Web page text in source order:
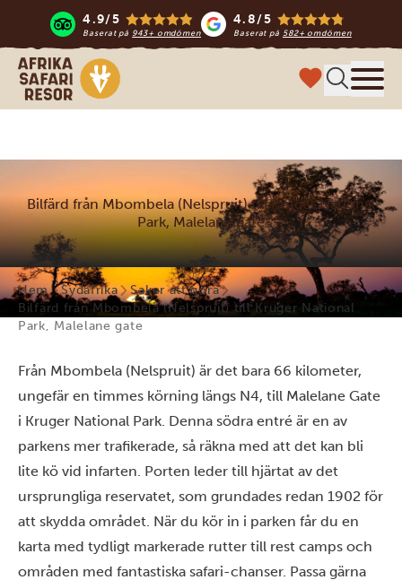
4.9/5
Baserat på 943+ omdömen
4.8/5
Baserat på 582+ omdömen
Safari-resor i Afrika
Bilfärd från Mbombela (Nelspruit) till Kruger National
Park, Malelane gate
Hem Sydafrika
Saker att göra
Bilfärd från Mbombela (Nelspruit) till Kruger National
Park, Malelane gate
Från Mbombela (Nelspruit) är det bara 66 kilometer,
ungefär en timmes körning längs N4, till Malelane Gate
i Kruger National Park. Denna södra entré är en av
parkens mer trafikerade, så räkna med att det kan bli
lite kö vid infarten. Porten leder till hjärtat av det
ursprungliga reservatet, som grundades redan 1902 för
att skydda området. När du kör in i parken får du en
karta med tydligt markerade rutter till rest camps och
områden med fantastiska safari-chanser. Passa gärna